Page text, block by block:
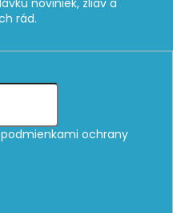
podmienkami ochrany